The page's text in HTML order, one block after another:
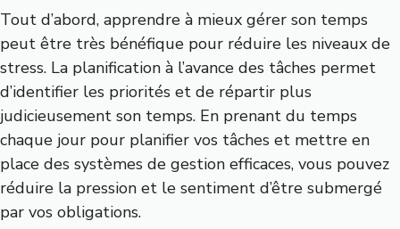
Tout d’abord, apprendre à mieux gérer son temps
peut être très bénéfique pour réduire les niveaux de
stress. La planification à l’avance des tâches permet
d’identifier les priorités et de répartir plus
judicieusement son temps. En prenant du temps
chaque jour pour planifier vos tâches et mettre en
place des systèmes de gestion efficaces, vous pouvez
réduire la pression et le sentiment d’être submergé
par vos obligations.